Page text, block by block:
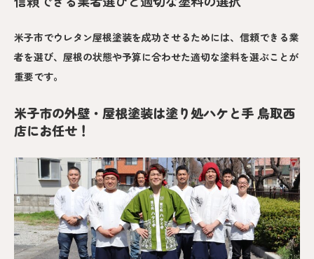
米子市でウレタン屋根塗装を成功させるためには、信頼できる業
者を選び、屋根の状態や予算に合わせた適切な塗料を選ぶことが
重要です。
米子市の外壁・屋根塗装は塗り処ハケと手 鳥取西
店にお任せ！